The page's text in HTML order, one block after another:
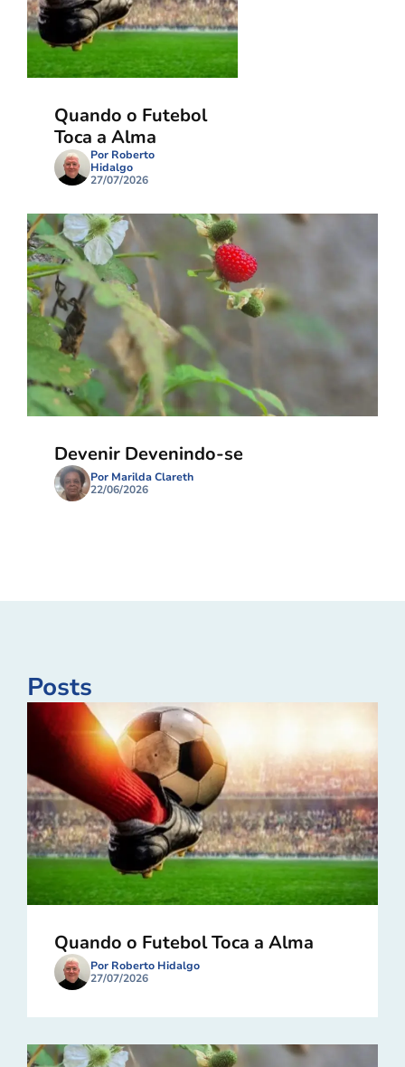
Quando o Futebol
Toca a Alma
Por Roberto
Hidalgo
27/07/2026
Devenir Devenindo-se
Por Marilda Clareth
22/06/2026
Posts
Quando o Futebol Toca a Alma
Por Roberto Hidalgo
27/07/2026